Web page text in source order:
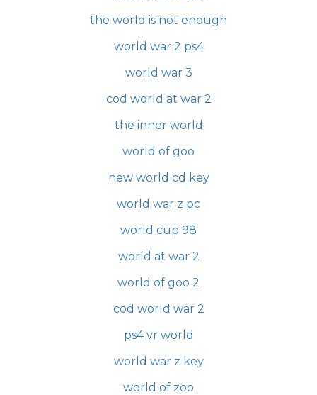
the world is not enough
world war 2 ps4
world war 3
cod world at war 2
the inner world
world of goo
new world cd key
world war z pc
world cup 98
world at war 2
world of goo 2
cod world war 2
ps4 vr world
world war z key
world of zoo